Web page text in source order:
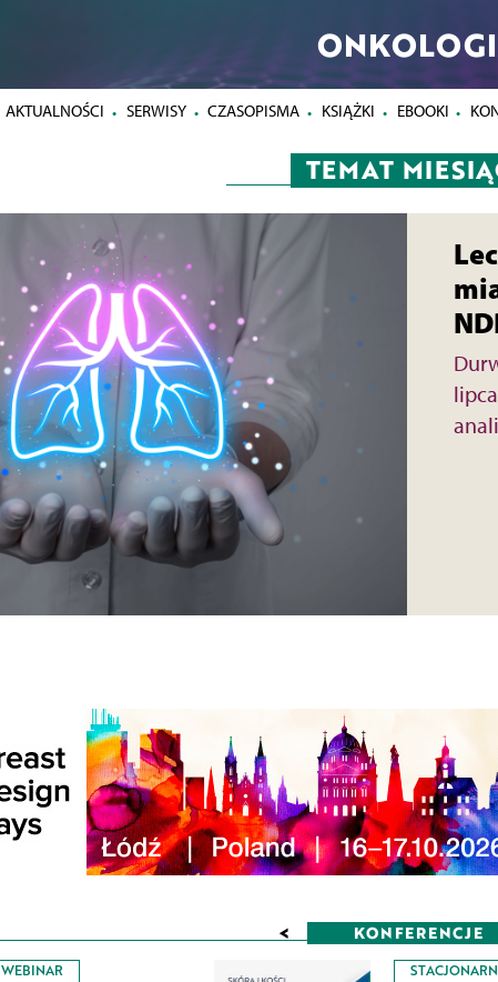
AKTUALNOŚCI SERWISY CZASOPISMA KSIĄŻKI EBOOKI
TEMAT
< KONFERENCJE
WEBINAR